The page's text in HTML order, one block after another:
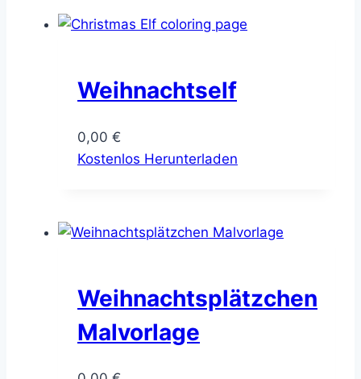
Weihnachtself
0,00 €
Kostenlos Herunterladen
Weihnachtsplätzchen
Malvorlage